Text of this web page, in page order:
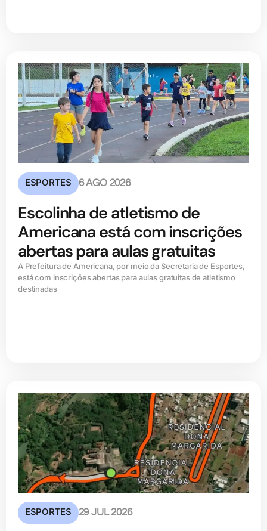
ESPORTES 6 AGO 2026
Escolinha de atletismo de
Americana está com inscrições
abertas para aulas gratuitas
A Prefeitura de Americana, por meio da Secretaria de Esportes,
está com inscrições abertas para aulas gratuitas de atletismo
destinadas
ESPORTES 29 JUL 2026